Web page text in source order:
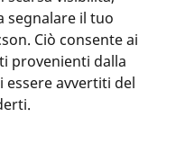
segnalare il tuo
Ciò consente ai
provenienti dalla
avvertiti del